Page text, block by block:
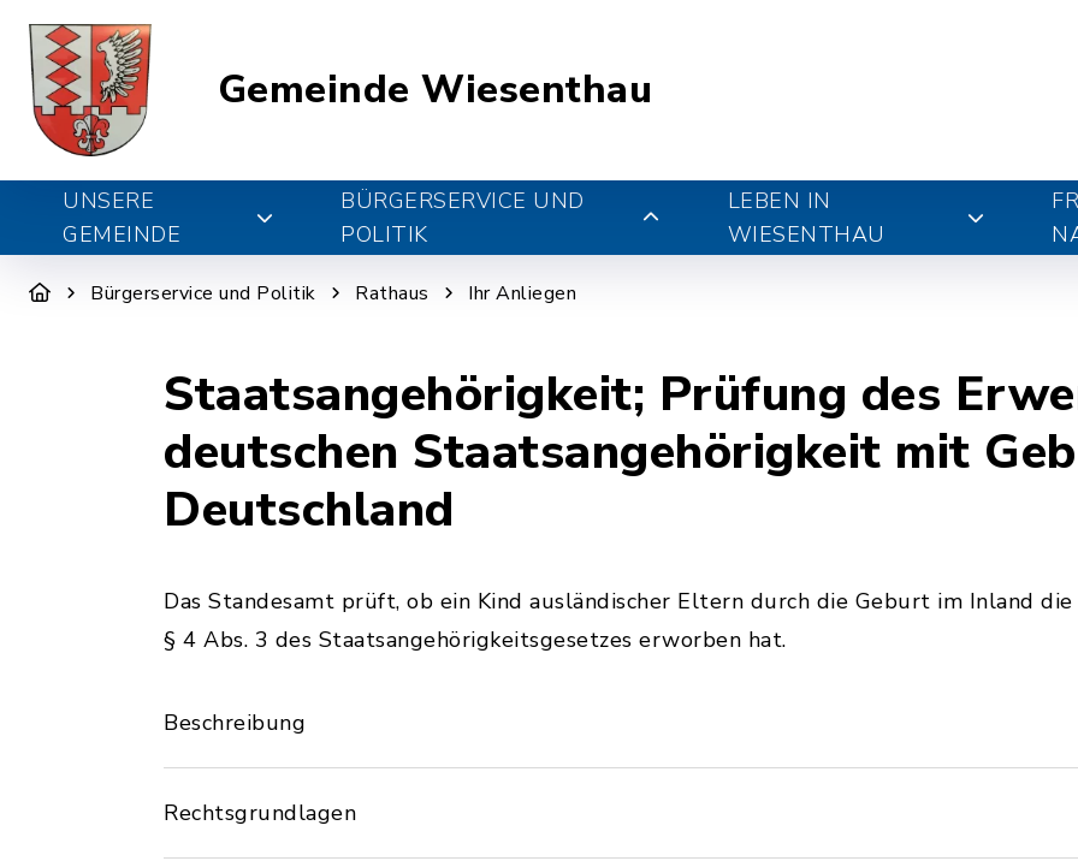
Gemeinde Wiesenthau
UNSERE
GEMEINDE
BÜRGERSERVICE UND
POLITIK
LEBEN IN
WIESENTHAU
Bürgerservice und Politik Rathaus Ihr Anliegen
Staatsangehörigkeit; Prüfung des
deutschen Staatsangehörigkeit mit
Deutschland
Das Standesamt prüft, ob ein Kind ausländischer Eltern durch die Geburt im Inland
§ 4 Abs. 3 des Staatsangehörigkeitsgesetzes erworben hat.
Beschreibung
Rechtsgrundlagen